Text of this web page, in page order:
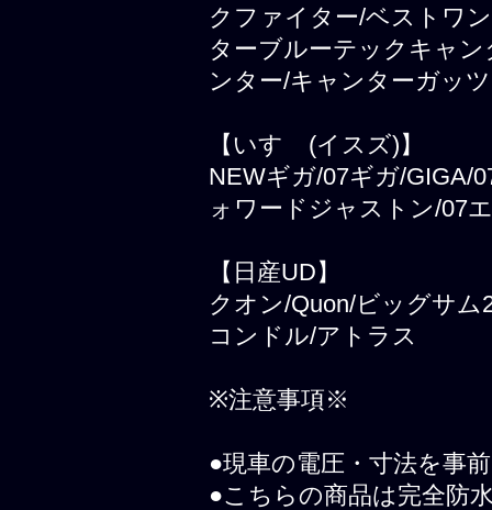
クファイター/ベストワ
ターブルーテックキャ
ンター/キャンターガッツ
【いすゞ(イスズ)】
NEWギガ/07ギガ/GIGA/
ォワードジャストン/07
【日産UD】
クオン/Quon/ビッグサ
コンドル/アトラス
※注意事項※
●現車の電圧・寸法を事
●こちらの商品は完全防